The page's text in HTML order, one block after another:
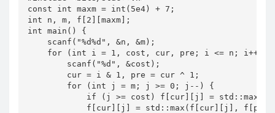
const int maxm = int(5e4) + 7;
int n, m, f[2][maxm];
int main() {
    scanf("%d%d", &n, &m);
    for (int i = 1, cost, cur, pre; i <= n; i++) {
        scanf("%d", &cost);
        cur = i & 1, pre = cur ^ 1;
        for (int j = m; j >= 0; j--) {
if (j >= cost) f[cur][j] =
f[cur][j] = std::max(f[cur][j],